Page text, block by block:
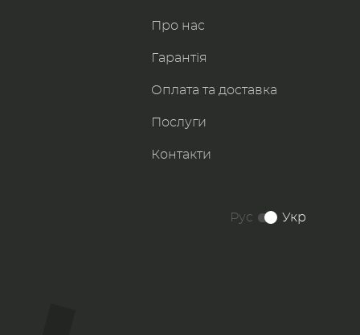
Про нас
Гарантія
Оплата та доставка
Послуги
Контакти
Рус Укр